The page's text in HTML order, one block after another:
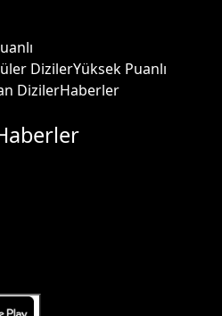
DizilerYüksek Puanlı
DizilerHaberler